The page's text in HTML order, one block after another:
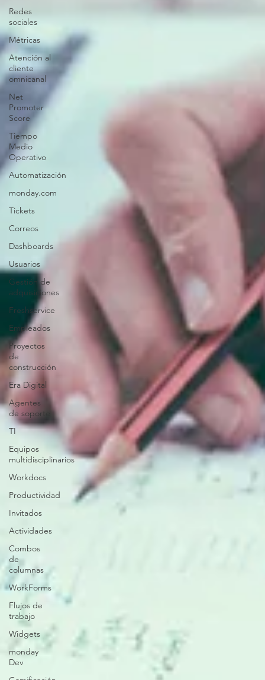
Redes
sociales
Métricas
Atención al
cliente
omnicanal
Net
Promoter
Score
Tiempo
Medio
Operativo
Automatización
monday.com
Tickets
Correos
Dashboards
Usuarios
Gestión de
adquisiciones
Freshservice
Empleados
Proyectos
de
construcción
Era Digital
Agentes
de soporte
TI
Equipos
multidisciplinarios
Workdocs
Productividad
Invitados
Actividades
Combos
de
columnas
WorkForms
Flujos de
trabajo
Widgets
monday
Dev